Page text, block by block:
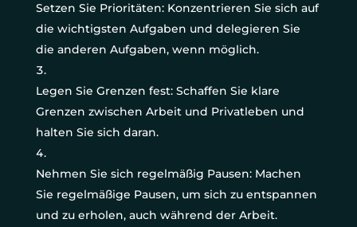
Setzen Sie Prioritäten: Konzentrieren Sie sich auf
die wichtigsten Aufgaben und delegieren Sie
die anderen Aufgaben, wenn möglich.
Legen Sie Grenzen fest: Schaffen Sie klare
Grenzen zwischen Arbeit und Privatleben und
halten Sie sich daran.
Nehmen Sie sich regelmäßig Pausen: Machen
Sie regelmäßige Pausen, um sich zu entspannen
und zu erholen, auch während der Arbeit.